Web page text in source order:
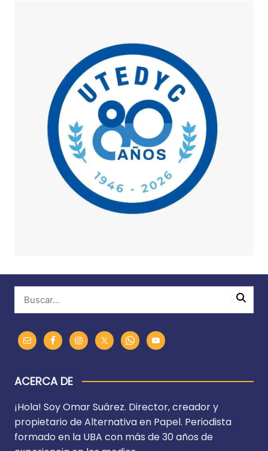
ACERCA DE
¡Hola! Soy Omar Suárez. Director, creador y
propietario de Alternativa en Papel. Periodista
formado en la UBA con más de 30 años de